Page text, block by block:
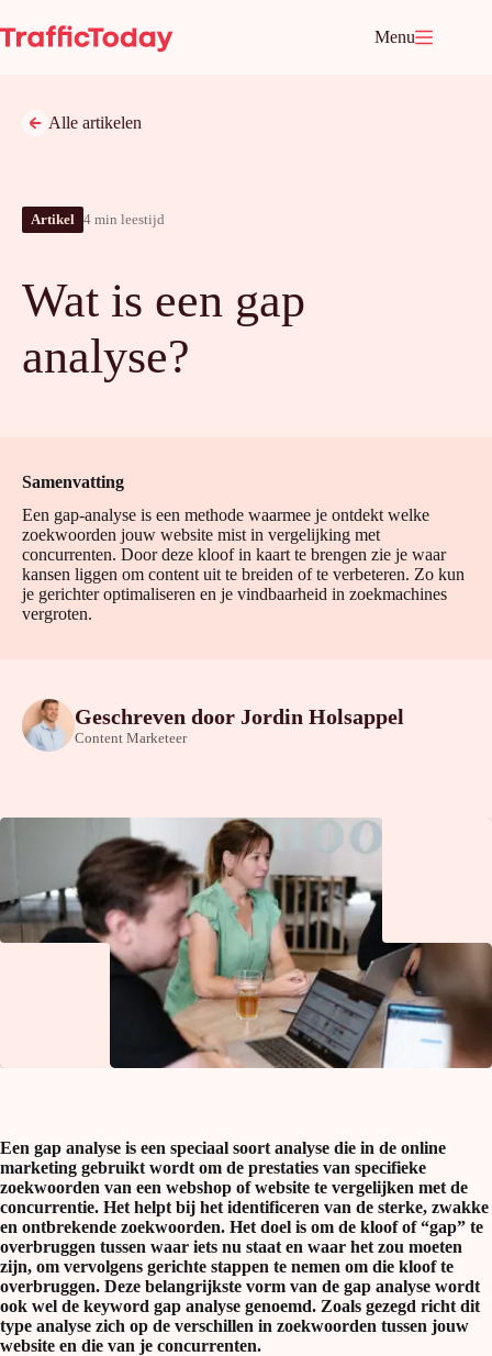
naar
de
Menu
Alle artikelen
Artikel 4 min leestijd
Wat is een gap
analyse?
Samenvatting
Een gap-analyse is een methode waarmee je ontdekt welke
zoekwoorden jouw website mist in vergelijking met
concurrenten. Door deze kloof in kaart te brengen zie je waar
kansen liggen om content uit te breiden of te verbeteren. Zo kun
je gerichter optimaliseren en je vindbaarheid in zoekmachines
vergroten.
Geschreven door Jordin Holsappel
Content Marketeer
Een gap analyse is een speciaal soort analyse die in de online
marketing gebruikt wordt om de prestaties van specifieke
zoekwoorden van een webshop of website te vergelijken met de
concurrentie. Het helpt bij het identificeren van de sterke, zwakke
en ontbrekende zoekwoorden. Het doel is om de kloof of “gap” te
overbruggen tussen waar iets nu staat en waar het zou moeten
zijn, om vervolgens gerichte stappen te nemen om die kloof te
overbruggen. Deze belangrijkste vorm van de gap analyse wordt
ook wel de keyword gap analyse genoemd. Zoals gezegd richt dit
type analyse zich op de verschillen in zoekwoorden tussen jouw
website en die van je concurrenten.